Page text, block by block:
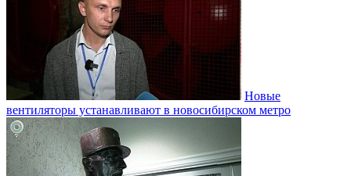
Новые
вентиляторы устанавливают в новосибирском метро